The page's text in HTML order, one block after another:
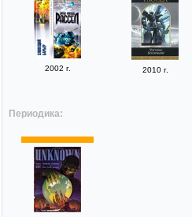
2002 г. 2010 г.
Периодика: